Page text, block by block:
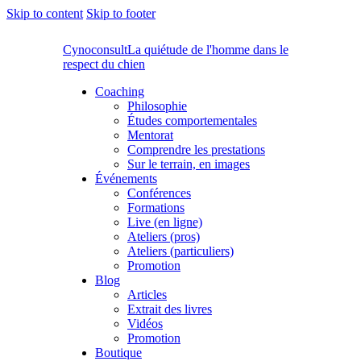
Skip to content Skip to footer
CynoconsultLa quiétude de l'homme dans le
respect du chien
Coaching
Philosophie
Études comportementales
Mentorat
Comprendre les prestations
Sur le terrain, en images
Événements
Conférences
Formations
Live (en ligne)
Ateliers (pros)
Ateliers (particuliers)
Promotion
Blog
Articles
Extrait des livres
Vidéos
Promotion
Boutique